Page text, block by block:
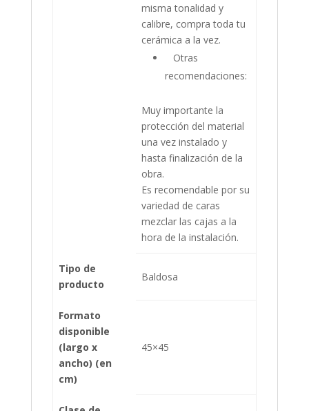
misma tonalidad y
calibre, compra toda tu
cerámica a la vez.
Otras
recomendaciones:
Muy importante la
protección del material
una vez instalado y
hasta finalización de la
obra.
Es recomendable por su
variedad de caras
mezclar las cajas a la
hora de la instalación.
Tipo de
producto
Baldosa
Formato
disponible
(largo x
ancho) (en
cm)
45×45